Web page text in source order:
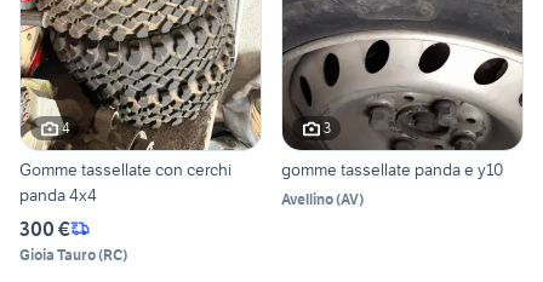
4
Gomme tassellate con cerchi
panda 4x4
300 €
Gioia Tauro(RC)
3
gomme tassellate panda e y10
Avellino(AV)